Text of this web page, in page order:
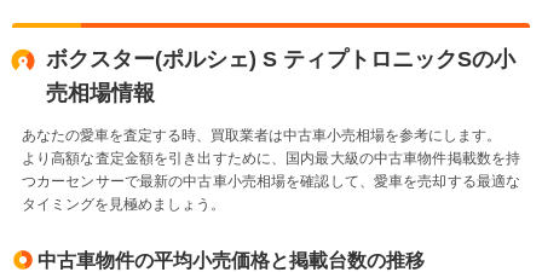
ボクスター(ポルシェ) S ティプトロニックSの小
売相場情報
あなたの愛車を査定する時、買取業者は中古車小売相場を参考にします。
より高額な査定金額を引き出すために、国内最大級の中古車物件掲載数を持
つカーセンサーで最新の中古車小売相場を確認して、愛車を売却する最適な
タイミングを見極めましょう。
中古車物件の平均小売価格と掲載台数の推移